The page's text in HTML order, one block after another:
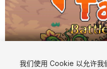
我们使用 Cookie 以允许我